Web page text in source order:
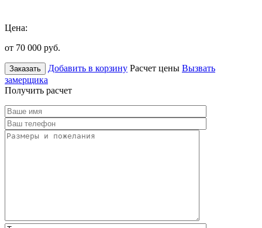
Цена:
от 70 000 руб.
Заказать Добавить в корзину Расчет цены Вызвать
замерщика
Получить расчет